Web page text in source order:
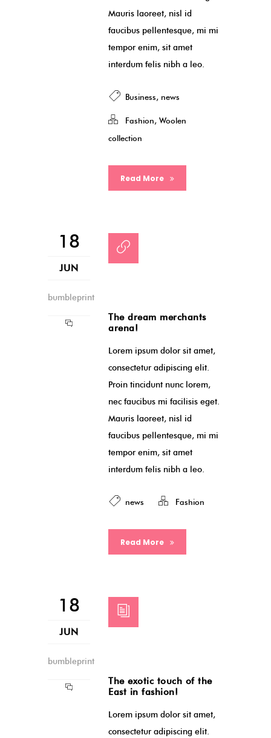
Mauris laoreet, nisl id
faucibus pellentesque, mi mi
tempor enim, sit amet
interdum felis nibh a leo.
Business, news
Fashion, Woolen
collection
Read More
18
JUN
bumbleprint
The dream merchants
arena!
Lorem ipsum dolor sit amet,
consectetur adipiscing elit.
Proin tincidunt nunc lorem,
nec faucibus mi facilisis eget.
Mauris laoreet, nisl id
faucibus pellentesque, mi mi
tempor enim, sit amet
interdum felis nibh a leo.
news Fashion
Read More
18
JUN
bumbleprint
The exotic touch of the
East in fashion!
Lorem ipsum dolor sit amet,
consectetur adipiscing elit.